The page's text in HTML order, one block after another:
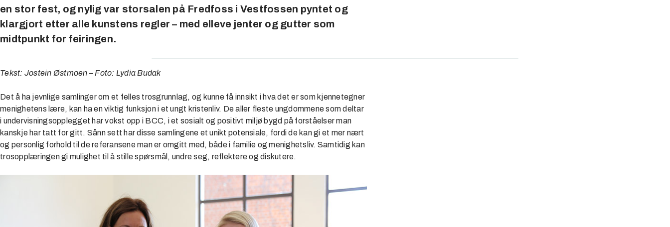
en stor fest, og nylig var storsalen på Fredfoss i Vestfossen pyntet og
klargjort etter alle kunstens regler – med elleve jenter og gutter som
midtpunkt for feiringen.
Tekst: Jostein Østmoen – Foto: Lydia Budak
Det å ha jevnlige samlinger om et felles trosgrunnlag, og kunne få innsikt i hva det er som kjennetegner
menighetens lære, kan ha en viktig funksjon i et ungt kristenliv. De aller fleste ungdommene som deltar
i undervisningsopplegget har vokst opp i BCC, i et sosialt og positivt miljø bygd på forståelser man
kanskje har tatt for gitt. Sånn sett har disse samlingene et unikt potensiale, fordi de kan gi et mer nært
og personlig forhold til de referansene man er omgitt med, både i familie og menighetsliv. Samtidig kan
trosopplæringen gi mulighet til å stille spørsmål, undre seg, reflektere og diskutere.